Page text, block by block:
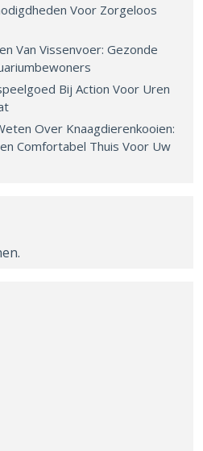
Voor Zorgeloos
Van Vissenvoer: Gezonde
Bij Action Voor Uren
Over Knaagdierenkooien:
Comfortabel Thuis Voor Uw